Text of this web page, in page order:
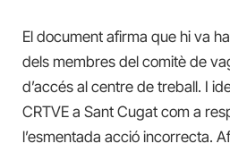
El document afirma que hi va
dels membres del comitè de
d’accés al centre de treball. I
CRTVE a Sant Cugat com a
l’esmentada acció incorrecta.